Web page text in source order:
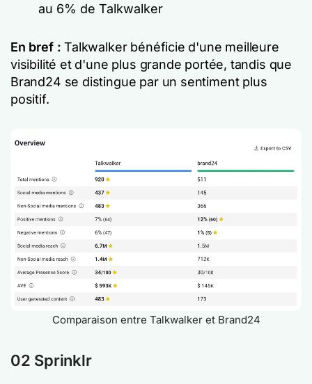
au 6% de Talkwalker
En bref : Talkwalker bénéficie d'une meilleure
visibilité et d'une plus grande portée, tandis que
Brand24 se distingue par un sentiment plus
positif.
Comparaison entre Talkwalker et Brand24
02 Sprinklr